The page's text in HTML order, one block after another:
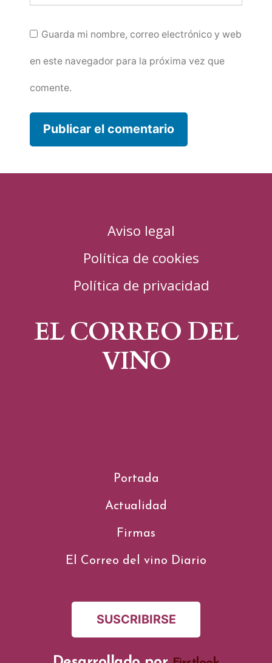
Guarda mi nombre, correo electrónico y web
en este navegador para la próxima vez que
comente.
Aviso legal
Política de cookies
Política de privacidad
EL CORREO DEL
VINO
Portada
Actualidad
Firmas
El Correo del vino Diario
SUSCRIBIRSE